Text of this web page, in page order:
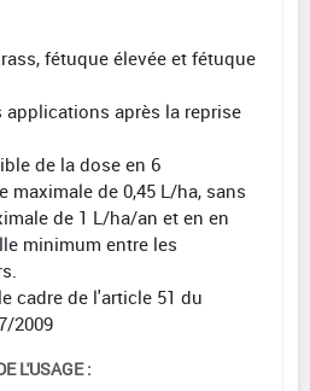
fétuque élevée et fétuque
après la reprise
de la dose en 6
maximale de 0,45 L/ha, sans
de 1 L/ha/an et en en
minimum entre les
cadre de l'article 51 du
2009
L'USAGE :